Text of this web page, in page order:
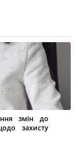
змін до
захисту